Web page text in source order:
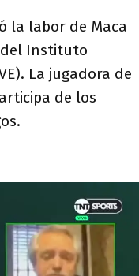
la labor de Maca
Instituto
La jugadora de
de los